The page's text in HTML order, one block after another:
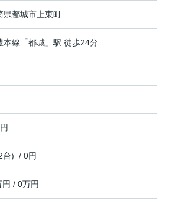
県都城市 上東町
本線 「都城 」駅 徒歩24分
台) / 0円
円 / 0万円